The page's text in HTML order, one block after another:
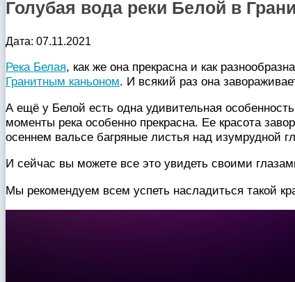
Голубая вода реки Белой в
Дата: 07.11.2021
Река Белая, как же она прекрасна и как
Гранитным каньоном. И всякий раз она
А ещё у Белой есть одна удивительная
моменты река особенно прекрасна. Ее красота
осеннем вальсе багряные листья над изумрудной
И сейчас вы можете все это увидеть своими
Мы рекомендуем всем успеть насладиться такой